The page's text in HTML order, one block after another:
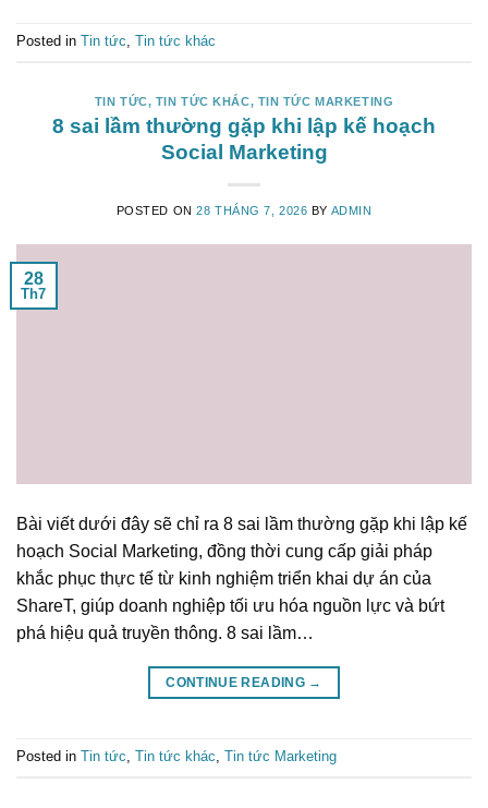
Posted in Tin tức Tin tức khác
TIN TỨC, TIN TỨC KHÁC, TIN TỨC MARKETING
8 sai lầm thường gặp khi lập kế hoạch
Social Marketing
POSTED ON28 THÁNG 7, 2026 BY ADMIN
28
Th7
Bài viết dưới đây sẽ chỉ ra 8 sai lầm thường gặp khi lập kế
hoạch Social Marketing, đồng thời cung cấp giải pháp
khắc phục thực tế từ kinh nghiệm triển khai dự án của
ShareT, giúp doanh nghiệp tối ưu hóa nguồn lực và bứt
phá hiệu quả truyền thông. 8 sai lầm…
CONTINUE READING →
Posted in Tin tức, Tin tức khác, Tin tức Marketing